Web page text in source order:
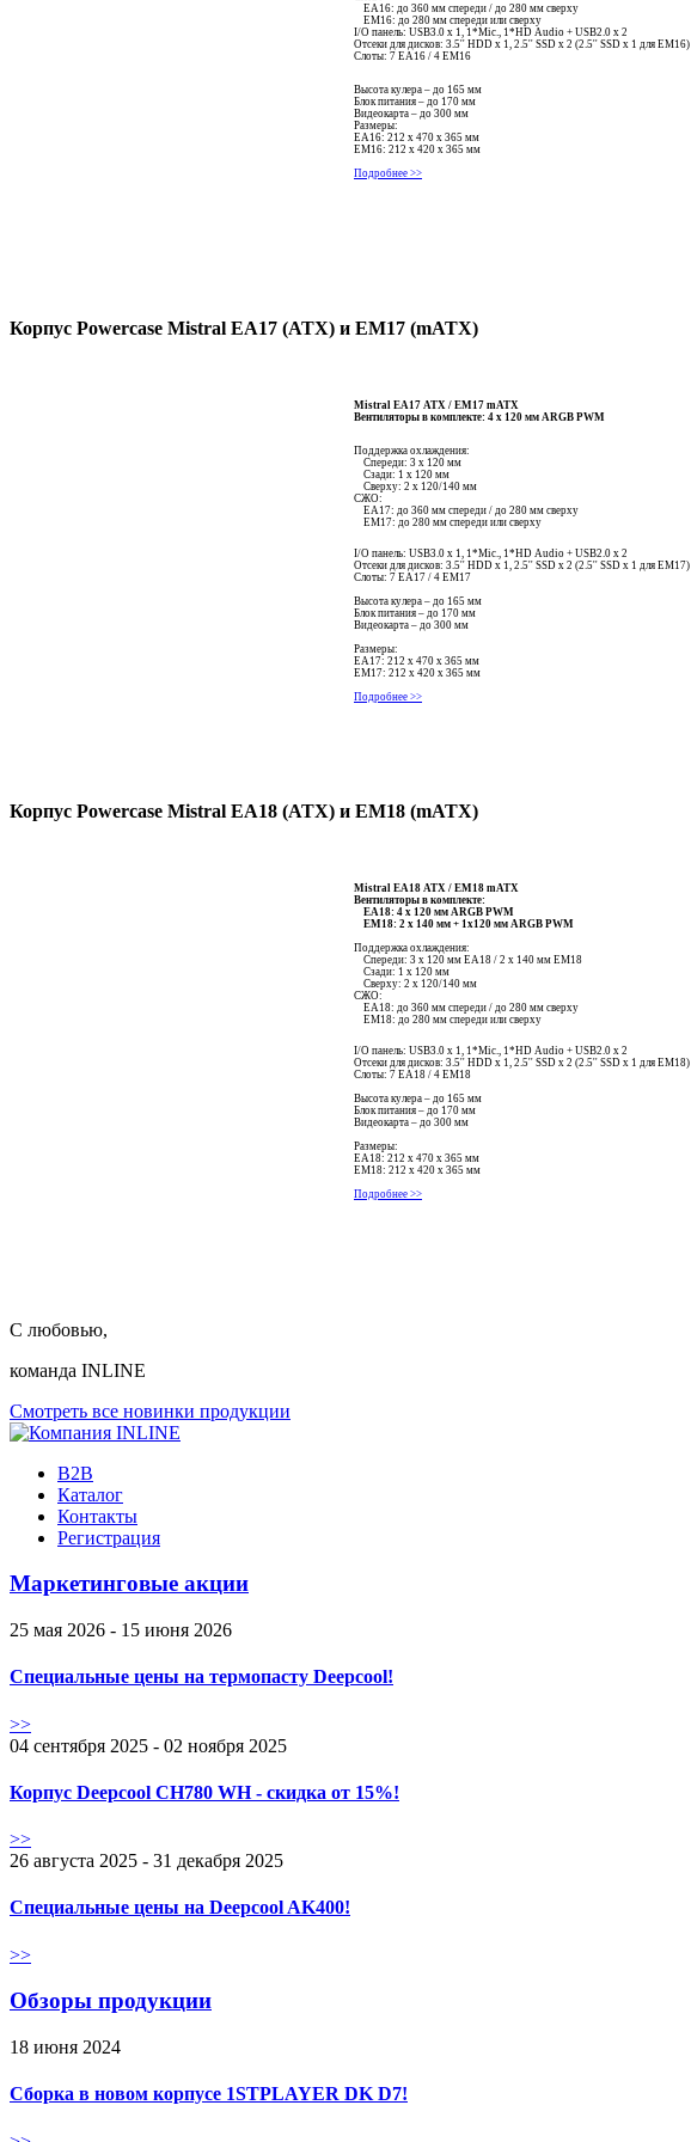
EA16: до 360 мм спереди / до 280 мм сверху
EM16: до 280 мм спереди или сверху
I/O панель: USB3.0 x 1, 1*Mic., 1*HD Audio + USB2.0 x 2
Отсеки для дисков: 3.5'' HDD x 1, 2.5'' SSD x 2 (2.5'' SSD x 1 для ЕМ16)
Слоты: 7 EA16 / 4 EM16
Высота кулера – до 165 мм
Блок питания – до 170 мм
Видеокарта – до 300 мм
Размеры:
ЕА16: 212 x 470 x 365 мм
ЕМ16: 212 x 420 x 365 мм
Подробнее >>
Корпус Powercase Mistral EA17 (АТХ) и ЕМ17 (mАТХ)
Mistral EA17 ATX / EM17 mATX
Вентиляторы в комплекте: 4 x 120 мм ARGB PWM
Поддержка охлаждения:
Спереди: 3 x 120 мм
Сзади: 1 x 120 мм
Сверху: 2 x 120/140 мм
СЖО:
EA17: до 360 мм спереди / до 280 мм сверху
EM17: до 280 мм спереди или сверху
I/O панель: USB3.0 x 1, 1*Mic., 1*HD Audio + USB2.0 x 2
Отсеки для дисков: 3.5'' HDD x 1, 2.5'' SSD x 2 (2.5'' SSD x 1 для ЕМ17)
Слоты: 7 EA17 / 4 EM17
Высота кулера – до 165 мм
Блок питания – до 170 мм
Видеокарта – до 300 мм
Размеры:
ЕА17: 212 x 470 x 365 мм
ЕМ17: 212 x 420 x 365 мм
Подробнее >>
Корпус Powercase Mistral EA18 (АТХ) и EM18 (mATX)
Mistral EA18 ATX / EM18 mATX
Вентиляторы в комплекте:
ЕА18: 4 x 120 мм ARGB PWM
ЕМ18: 2 x 140 мм + 1х120 мм ARGB PWM
Поддержка охлаждения:
Спереди: 3 x 120 мм EA18 / 2 х 140 мм EM18
Сзади: 1 x 120 мм
Сверху: 2 x 120/140 мм
СЖО:
EA18: до 360 мм спереди / до 280 мм сверху
EM18: до 280 мм спереди или сверху
I/O панель: USB3.0 x 1, 1*Mic., 1*HD Audio + USB2.0 x 2
Отсеки для дисков: 3.5'' HDD x 1, 2.5'' SSD x 2 (2.5'' SSD x 1 для ЕМ18)
Слоты: 7 EA18 / 4 EM18
Высота кулера – до 165 мм
Блок питания – до 170 мм
Видеокарта – до 300 мм
Размеры:
ЕА18: 212 x 470 x 365 мм
ЕМ18: 212 x 420 x 365 мм
Подробнее >>
С любовью,
команда INLINE
Смотреть все новинки продукции
B2B
Каталог
Контакты
Регистрация
Маркетинговые акции
25 мая 2026 - 15 июня 2026
Специальные цены на термопасту Deepcool!
>>
04 сентября 2025 - 02 ноября 2025
Корпус Deepcool CH780 WH - скидка от 15%!
>>
26 августа 2025 - 31 декабря 2025
Специальные цены на Deepcool AK400!
>>
Обзоры продукции
18 июня 2024
Сборка в новом корпусе 1STPLAYER DK D7!